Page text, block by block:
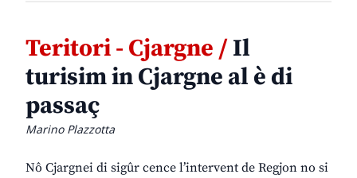
Teritori - Cjargne /Il
turisim in Cjargne al è di
passaç
Marino Plazzotta
Nô Cjargnei di sigûr cence l’intervent de Regjon no si